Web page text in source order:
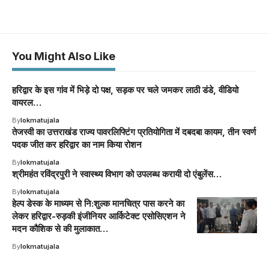
You Might Also Like
हरिद्वार के इस गांव में भिड़े दो पक्ष, सड़क पर चले जमकर लाठी डंडे, वीडियो
वायरल…
Bylokmatujala
तेजस्वी का उत्तराखंड राज्य पावरलिफ्टिंग प्रतियोगिता में दबदबा कायम, तीन स्वर्ण
पदक जीत कर हरिद्वार का नाम किया रोशन
Bylokmatujala
श्रीमहंत रविंद्रपुरी ने स्वास्थ्य विभाग को उपलब्ध करायी दो एंबुलेंस…
Bylokmatujala
हेल्प डेस्क के माध्यम से नि:शुल्क मानचित्र पास करने का
लेकर हरिद्वार-रुड़की इंजीनियर आर्किटेक्ट एसोसिएशन ने
मदन कौशिक से की मुलाकात…
Bylokmatujala